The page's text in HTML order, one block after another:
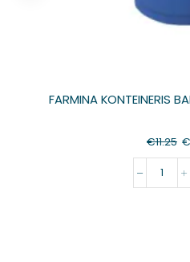
FARMINA KONTEINERIS
€11.25 €